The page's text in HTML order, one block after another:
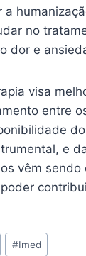
no
dor e
visa
entre
e
vêm
#Imed